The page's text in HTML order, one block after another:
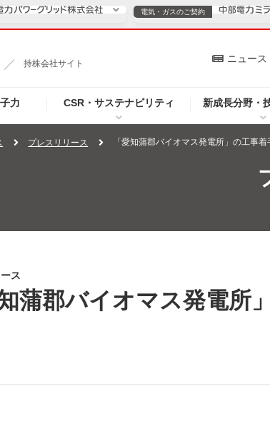
持株会社サイト
力 CSR・サステナビリティ 新成長分野・
ニュース
ご案内
電気・ガスのご契約
電気・ガスのご契約
個人のお客さま
プレスリリース 「愛知蒲郡バイオマス発電所」の工事着
ス
知蒲郡バイオマス発電所